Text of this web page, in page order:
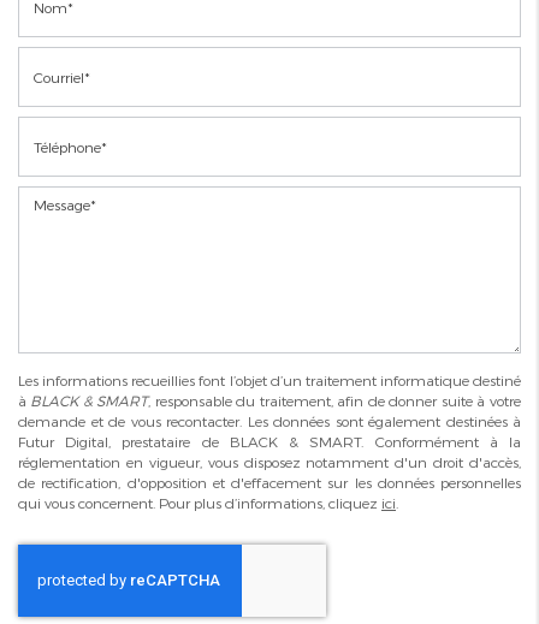
Les informations recueillies font l’objet d’un traitement informatique destiné
à BLACK & SMART, responsable du traitement, afin de donner suite à votre
demande et de vous recontacter. Les données sont également destinées à
Futur Digital, prestataire de BLACK & SMART. Conformément à la
réglementation en vigueur, vous disposez notamment d'un droit d'accès,
de rectification, d'opposition et d'effacement sur les données personnelles
qui vous concernent. Pour plus d’informations, cliquez ici